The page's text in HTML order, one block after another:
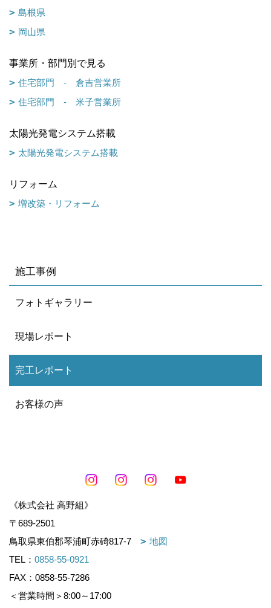
島根県
岡山県
事業所・部門別で見る
住宅部門 - 倉吉営業所
住宅部門 - 米子営業所
太陽光発電システム搭載
太陽光発電システム搭載
リフォーム
増改築・リフォーム
施工事例
フォトギャラリー
現場レポート
完工レポート
お客様の声
《株式会社 高野組》
〒689-2501
鳥取県東伯郡琴浦町赤碕817-7
地図
TEL： 0858-55-0921
FAX：0858-55-7286
＜営業時間＞8:00～17:00